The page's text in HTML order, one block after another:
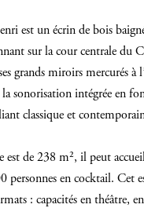
est un écrin de bois
sur la cour centrale du
grands miroirs mercurés à
sonorisation intégrée en
classique et
est de 238 m², il peut
personnes en cocktail. Cet
: capacités en théâtre,